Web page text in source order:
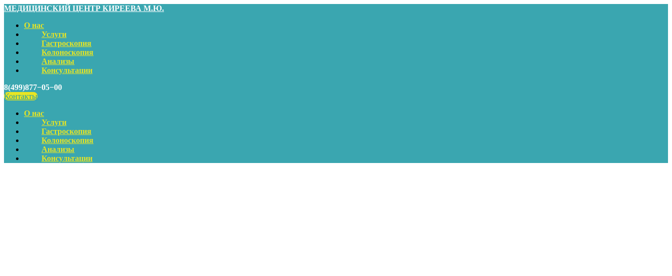
МЕДИЦИНСКИЙ ЦЕНТР КИРЕЕВА М.Ю.
О нас
Услуги
Гастроскопия
Колоноскопия
Анализы
Консультации
8(499)877−05−00
Контакты
О нас
Услуги
Гастроскопия
Колоноскопия
Анализы
Консультации